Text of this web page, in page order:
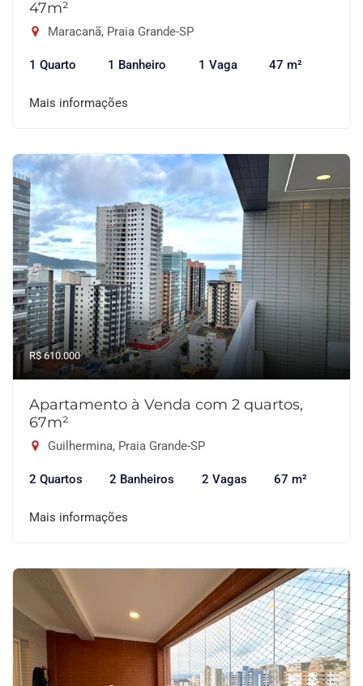
47m²
Maracanã, Praia Grande-SP
1 Quarto 1 Banheiro 1 Vaga 47 m²
Mais informações
R$ 610.000
Apartamento à Venda com 2 quartos,
67m²
Guilhermina, Praia Grande-SP
2 Quartos 2 Banheiros 2 Vagas 67 m²
Mais informações